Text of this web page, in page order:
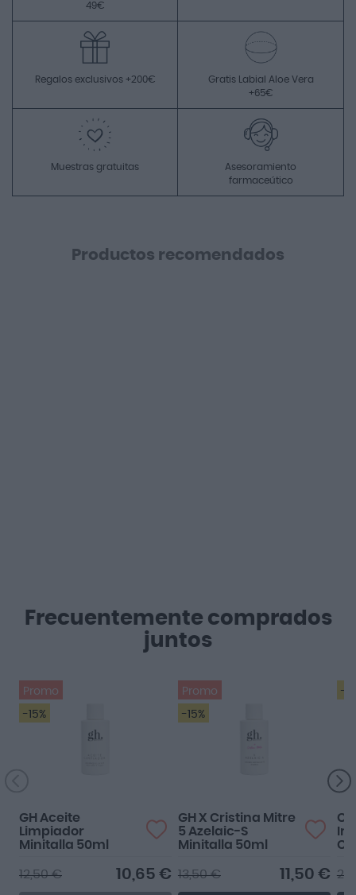
49€
Regalos exclusivos +200€
Gratis Labial Aloe Vera
+65€
Muestras gratuitas
Asesoramiento
farmaceútico
Productos recomendados
Frecuentemente comprados
juntos
Promo
-15%
GH Aceite
Limpiador
Minitalla 50ml
10,65 €
12,50 €
Promo
-15%
GH X Cristina Mitre
5 Azelaic-S
Minitalla 50ml
11,50 €
13,50 €
-